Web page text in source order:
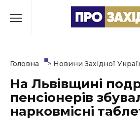
до
Культура
Освіта
Головна » Новини Західної
На Львівщині
пенсіонерів
нарковмісні